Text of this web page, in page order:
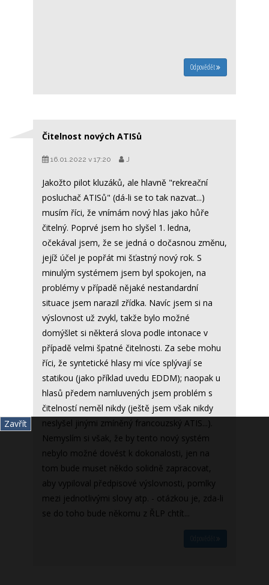
Zavřít
Odpovědět
Čitelnost nových ATISů
16.01.2022 v 17:20 J
Jakožto pilot kluzáků, ale hlavně "rekreační
posluchač ATISů" (dá-li se to tak nazvat...)
musím říci, že vnímám nový hlas jako hůře
čitelný. Poprvé jsem ho slyšel 1. ledna,
očekával jsem, že se jedná o dočasnou změnu,
jejíž účel je popřát mi šťastný nový rok. S
minulým systémem jsem byl spokojen, na
problémy v případě nějaké nestandardní
situace jsem narazil zřídka. Navíc jsem si na
výslovnost už zvykl, takže bylo možné
domýšlet si některá slova podle intonace v
případě velmi špatné čitelnosti. Za sebe mohu
říci, že syntetické hlasy mi více splývají se
statikou (jako příklad uvedu EDDM); naopak u
hlasů předem namluvených jsem problém s
čitelností neměl nikdy (ještě jsem však nikdy
neslyšel jinými zmíněný francouzský ATIS...).
Nemyslím si však, že by tento nový systém
nebylo možné dovést k dokonalosti, jen na
tom bude muset někdo solidně zapracovat,
aby vypiloval předpisové výslovnosti, pomlky
mezi jednotlivými slovy atp. - otázkou je, zda-li
se do toho bude někomu z ŘLP chtít...